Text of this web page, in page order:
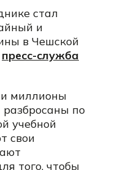
стал
и
в Чешской
пресс-служба
миллионы
разбросаны по
учебной
свои
того, чтобы